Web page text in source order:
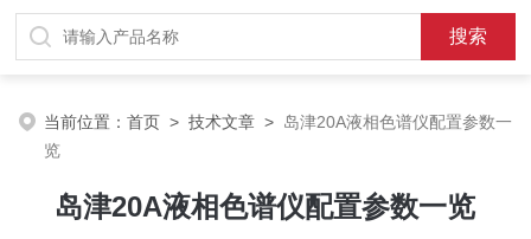
阀件、进样器、色谱担体），顶空进样器，热解析仪，紫外分光光度
计，原子吸收分光光度计，傅立叶红外光谱仪，分析天平等常规实验
当前位置：首页 >技术文章 > 岛津20A液相色谱仪配置参数一
览
岛津20A液相色谱仪配置参数一览